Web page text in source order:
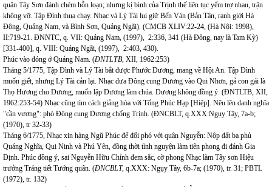
quân Tây Sơn đánh chém hỗn loạn; nhưng kị binh của Trịnh thế liên tục yểm trợ nhau, trận
không vỡ. Tập Đình thua chạy. Nhạc và Lý Tài lui giữ Bến Ván (Bản Tân, ranh giới Hà
Đông, Quảng Nam, và Bình Sơn, Quảng Ngãi). (CMCB XLIV:22-24, (Hà Nội: 1998),
II:719-21. ĐNNTC, q. VII: Quảng Nam, (1997), 2:336, 341 (Hà Đông, nay là Tam Kỳ)
[331-400], q. VIII: Quảng Ngãi, (1997), 2:403, 430).
Phúc vào đóng ở Quảng Nam. (ĐNTLTB, XII, 1962:253)
Tháng 5/1775, Tập Đình và Lý Tài bắt được Phước Dương, mang về Hội An. Tập Đình
muốn giết, nhưng Lý Tài cản lại. Nhạc đưa Đông cung Dương vào Qui Nhơn, gả con gái là
Thọ Hương cho Dương, muốn lập Dương làm chúa. Dương không đồng ý. (ĐNTLTB, XII,
1962:253-54) Nhạc cũng tìm cách giảng hòa với Tống Phúc Hạp [Hiệp]. Nêu lên danh nghĩa
"cần vương": phò Đông cung Dương chống Trịnh. (ĐNCBLT, q.XXX:Ngụy Tây, 7a-b;
(1970), tr 32-33)
Tháng 6/1775, Nhạc xin hàng Ngũ Phúc để đối phó với quân Nguyễn: Nộp đất ba phủ
Quảng Nghĩa, Qui Ninh và Phú Yên, đồng thời tình nguyện làm tiên phong đi đánh Gia
Định. Phúc đồng ý, sai Nguyễn Hữu Chỉnh đem sắc, cờ phong Nhạc làm Tây sơn Hiệu
trưởng Tráng tiết Tướng quân. (ĐNCBLT, q.XXX: Ngụy Tây, 6b-7a; (1970), tr. 31; PBTL
(1972), tr. 132)